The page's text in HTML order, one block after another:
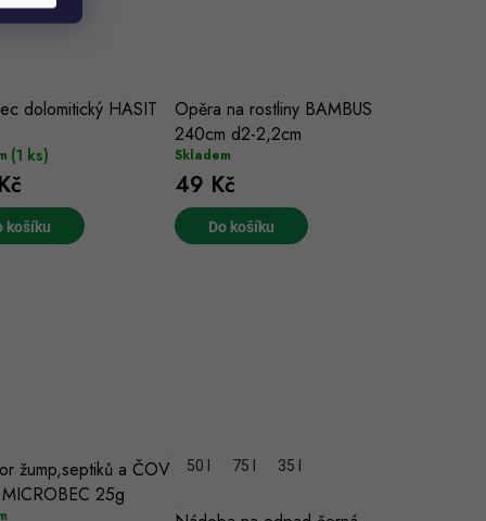
dolomitický HASIT
(1 ks)
košíku
Opěra na rostliny BAMBUS
240cm d2-2,2cm
Skladem
49 Kč
Do košíku
žump,septiků a ČOV
25g
50 l 75 l 35 l